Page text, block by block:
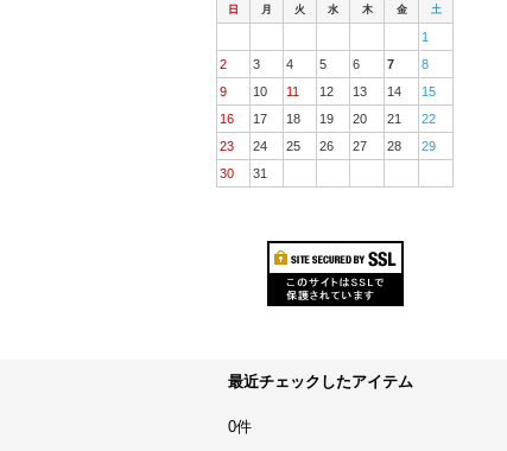
日 月 火 水 木 金 土
1
2
3 4 5 6 7
8
9
10 11 12 13 14
15
16
17 18 19 20 21
22
23
24 25 26 27 28
29
30
31
最近チェックしたアイテム
0件